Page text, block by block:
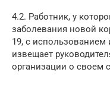
4.2. Работник, у
заболевания новой
19, с
извещает
организации о своем